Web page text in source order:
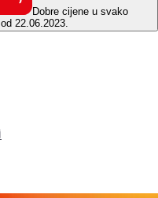
Dobre cijene u svako
22.06.2023.